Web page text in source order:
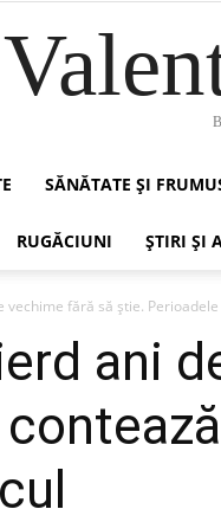
SĂNĂTATE ȘI
RUGĂCIUNI ȘTIRI ȘI
fără să știe. Perioadele
ani